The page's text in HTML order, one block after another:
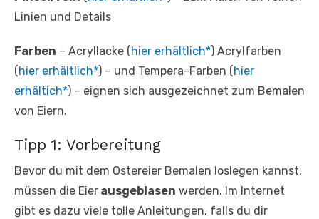
Linien und Details
Farben – Acryllacke ( hier erhältlich*) Acrylfarben
( hier erhältlich*) – und Tempera-Farben ( hier
erhältich*) – eignen sich ausgezeichnet zum Bemalen
von Eiern.
Tipp 1: Vorbereitung
Bevor du mit dem Ostereier Bemalen loslegen kannst,
müssen die Eier ausgeblasen werden. Im Internet
gibt es dazu viele tolle Anleitungen, falls du dir